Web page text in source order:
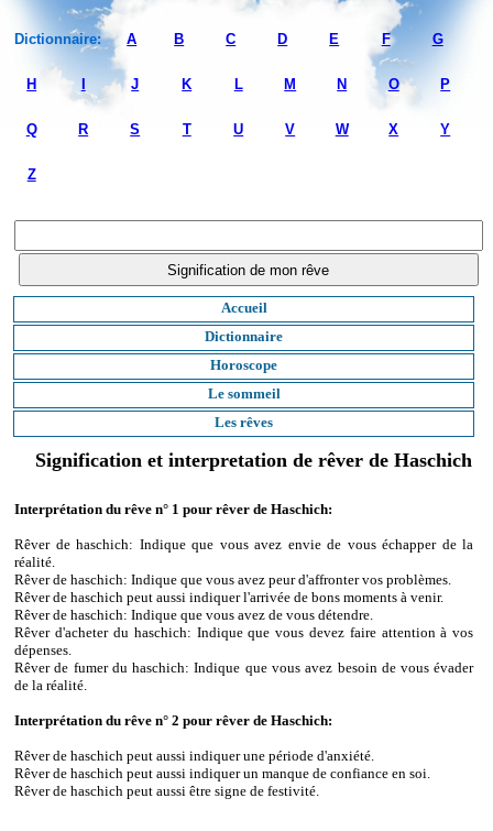
Dictionnaire: A B C D E F G
H J K L M N O P
Q R S T U V W X Y
Z
Accueil
Dictionnaire
Horoscope
Le sommeil
Les rêves
Signification et interpretation de rêver de Haschich
Interprétation du rêve n° 1 pour rêver de Haschich:
Rêver de haschich: Indique que vous avez envie de vous échapper de la
réalité.
Rêver de haschich: Indique que vous avez peur d'affronter vos problèmes.
Rêver de haschich peut aussi indiquer l'arrivée de bons moments à venir.
Rêver de haschich: Indique que vous avez de vous détendre.
Rêver d'acheter du haschich: Indique que vous devez faire attention à vos
dépenses.
Rêver de fumer du haschich: Indique que vous avez besoin de vous évader
de la réalité.
Interprétation du rêve n° 2 pour rêver de Haschich:
Rêver de haschich peut aussi indiquer une période d'anxiété.
Rêver de haschich peut aussi indiquer un manque de confiance en soi.
Rêver de haschich peut aussi être signe de festivité.